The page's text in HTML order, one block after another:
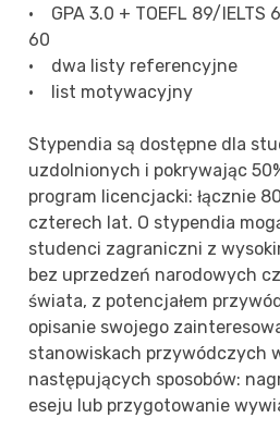
• GPA 3.0 + TOEFL 89/IELTS
60
• dwa listy referencyjne
• list motywacyjny
Stypendia są dostępne dla
uzdolnionych i pokrywając
program licencjacki: łącznie
czterech lat. O stypendia
studenci zagraniczni z
bez uprzedzeń narodowych
świata, z potencjałem
opisanie swojego
stanowiskach przywódczych
następujących sposobów:
eseju lub przygotowanie